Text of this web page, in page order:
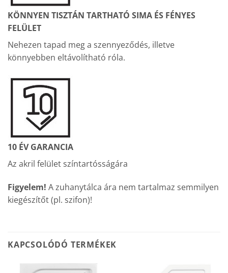
KÖNNYEN TISZTÁN TARTHATÓ SIMA ÉS FÉNYES
FELÜLET
Nehezen tapad meg a szennyeződés, illetve
könnyebben eltávolítható róla.
10 ÉV GARANCIA
Az akril felület színtartósságára
Figyelem! A zuhanytálca ára nem tartalmaz semmilyen
kiegészítőt (pl. szifon)!
KAPCSOLÓDÓ TERMÉKEK